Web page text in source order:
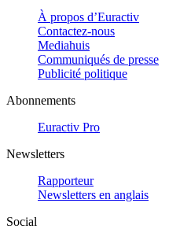
À propos d’Euractiv
Contactez-nous
Mediahuis
Communiqués de presse
Publicité politique
Abonnements
Euractiv Pro
Newsletters
Rapporteur
Newsletters en anglais
Social